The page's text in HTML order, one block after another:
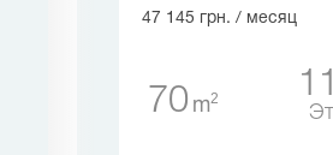
47 145 грн. / месяц
70 m2 11